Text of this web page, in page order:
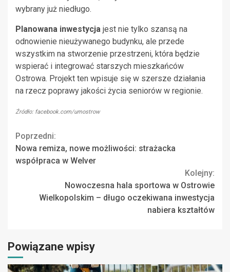
wybrany już niedługo.
Planowana inwestycja jest nie tylko szansą na
odnowienie nieużywanego budynku, ale przede
wszystkim na stworzenie przestrzeni, która będzie
wspierać i integrować starszych mieszkańców
Ostrowa. Projekt ten wpisuje się w szersze działania
na rzecz poprawy jakości życia seniorów w regionie.
Źródło: facebook.com/umostrow
Continue
Reading
Poprzedni:
Nowa remiza, nowe możliwości: strażacka
współpraca w Welver
Kolejny:
Nowoczesna hala sportowa w Ostrowie
Wielkopolskim – długo oczekiwana inwestycja
nabiera kształtów
Powiązane wpisy